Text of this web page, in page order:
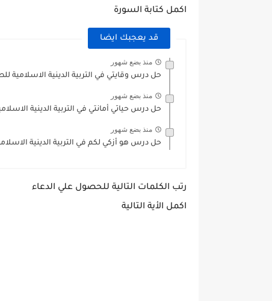
اكمل كتابة السورة
قد يعجبك ايضا
منذ بضع شهور
حل درس وقايتي في التربية الدينية الاسلامية
منذ بضع شهور
حل درس حياتي أمانتي في التربية الدينية
منذ بضع شهور
حل درس هو أزكي لكم في التربية الدينية
رتب الكلمات التالية للحصول علي الدعاء
اكمل الأية التالية